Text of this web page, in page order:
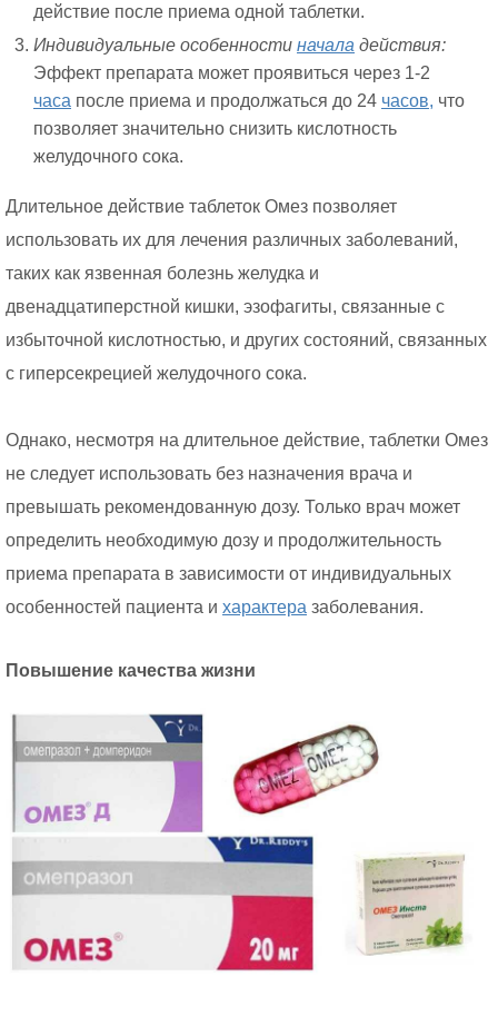
действие после приема одной таблетки.
Индивидуальные особенности начала действия:
Эффект препарата может проявиться через 1-2
часа после приема и продолжаться до 24 часов, что
позволяет значительно снизить кислотность
желудочного сока.
Длительное действие таблеток Омез позволяет
использовать их для лечения различных заболеваний,
таких как язвенная болезнь желудка и
двенадцатиперстной кишки, эзофагиты, связанные с
избыточной кислотностью, и других состояний, связанных
с гиперсекрецией желудочного сока.
Однако, несмотря на длительное действие, таблетки Омез
не следует использовать без назначения врача и
превышать рекомендованную дозу. Только врач может
определить необходимую дозу и продолжительность
приема препарата в зависимости от индивидуальных
особенностей пациента и характера заболевания.
Повышение качества жизни